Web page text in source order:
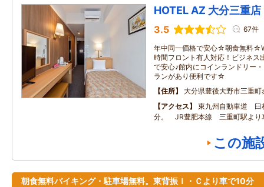
HOTEL AZ 大分三重店
3.5 67件
年中同一価格で安心☆朝食無料
時間フロント有人対応！ビジネス
で安心♪館内にコインランドリー
ランがあり便利です☆
住所
大分県豊後大野市三重
アクセス
東九州自動車道 臼
分。 JR豊肥本線 三重町駅より
この施
朝食無料バイキング・駐車場無料。東背振Ｉ・Ｃより車で10分